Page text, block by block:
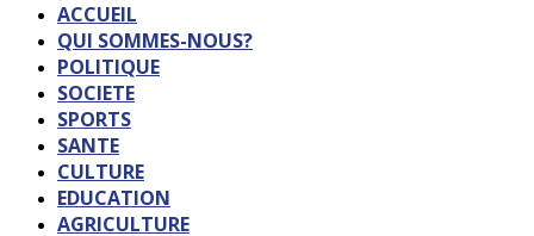
ACCUEIL
QUI SOMMES-NOUS?
POLITIQUE
SOCIETE
SPORTS
SANTE
CULTURE
EDUCATION
AGRICULTURE